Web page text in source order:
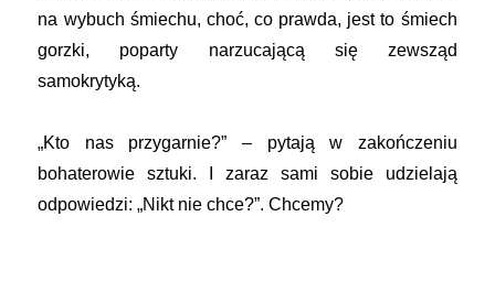
na wybuch śmiechu, choć, co prawda, jest to śmiech
gorzki, poparty narzucającą się zewsząd
samokrytyką.
„Kto nas przygarnie?” – pytają w zakończeniu
bohaterowie sztuki. I zaraz sami sobie udzielają
odpowiedzi: „Nikt nie chce?”. Chcemy?